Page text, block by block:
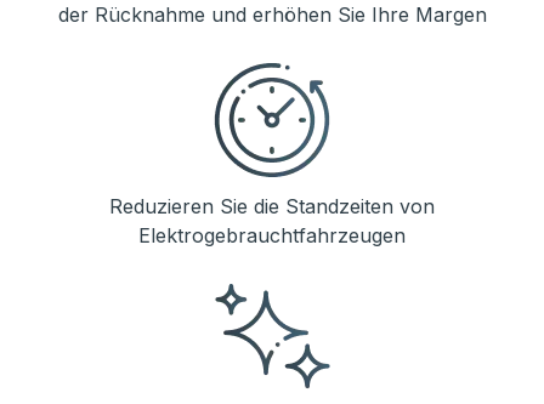
der Rücknahme und erhöhen Sie Ihre Margen
Reduzieren Sie die Standzeiten von
Elektrogebrauchtfahrzeugen